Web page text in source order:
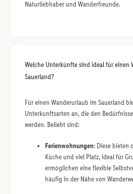
Naturliebhaber und Wanderfreunde.
Welche Unterkünfte sind ideal für einen
Sauerland?
Für einen Wanderurlaub im Sauerland
Unterkunftsarten an, die den
werden. Beliebt sind:
Ferienwohnungen: Diese bieten
Küche und viel Platz, ideal für
ermöglichen eine flexible
häufig in der Nähe von